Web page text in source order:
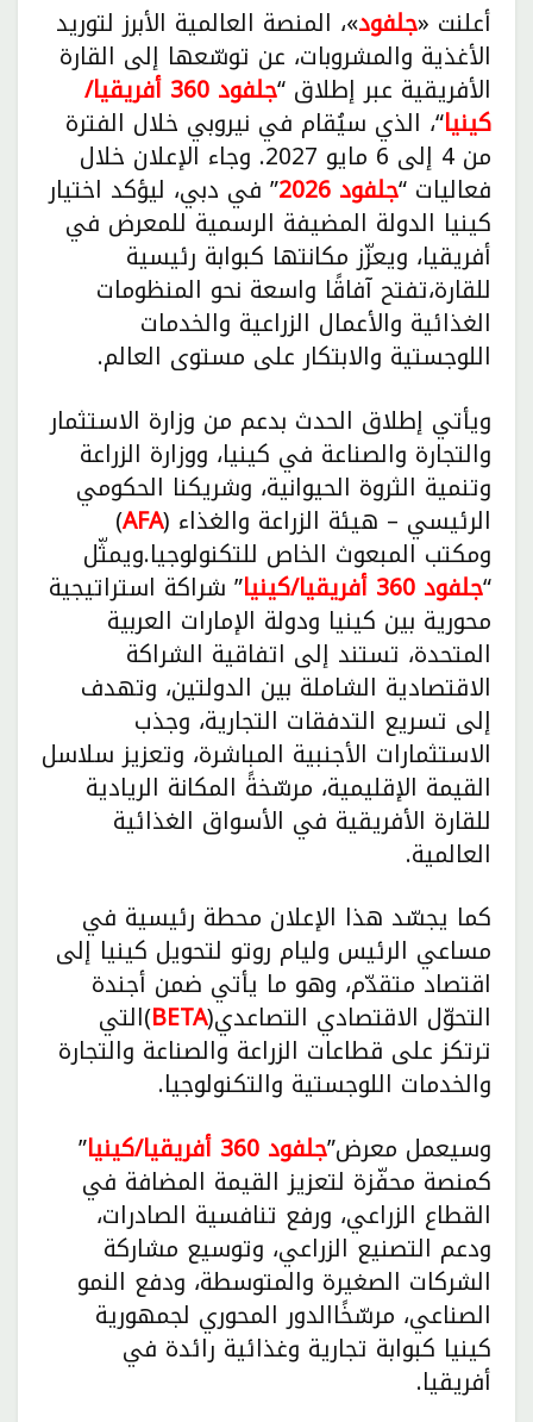
أعلنت «جلفود»، المنصة العالمية الأبرز لتوريد
الأغذية والمشروبات، عن توسّعها إلى القارة
الأفريقية عبر إطلاق “ جلفود 360 أفريقيا/
كينيا“، الذي سيُقام في نيروبي خلال الفترة
من 4 إلى 6 مايو 2027. وجاء الإعلان خلال
فعاليات “جلفود 2026 ” في دبي، ليؤكد اختيار
كينيا الدولة المضيفة الرسمية للمعرض في
أفريقيا، ويعزّز مكانتها كبوابة رئيسية
للقارة،تفتح آفاقًا واسعة نحو المنظومات
الغذائية والأعمال الزراعية والخدمات
اللوجستية والابتكار على مستوى العالم.
ويأتي إطلاق الحدث بدعم من وزارة الاستثمار
والتجارة والصناعة في كينيا، ووزارة الزراعة
وتنمية الثروة الحيوانية، وشريكنا الحكومي
الرئيسي – هيئة الزراعة والغذاء (AFA
)
ومكتب المبعوث الخاص للتكنولوجيا.ويمثّل
“جلفود 360 أفريقيا/كينيا” شراكة استراتيجية
محورية بين كينيا ودولة الإمارات العربية
المتحدة، تستند إلى اتفاقية الشراكة
الاقتصادية الشاملة بين الدولتين، وتهدف
إلى تسريع التدفقات التجارية، وجذب
الاستثمارات الأجنبية المباشرة، وتعزيز سلاسل
القيمة الإقليمية، مرسّخةً المكانة الريادية
للقارة الأفريقية في الأسواق الغذائية
العالمية.
كما يجسّد هذا الإعلان محطة رئيسية في
مساعي الرئيس وليام روتو لتحويل كينيا إلى
اقتصاد متقدّم، وهو ما يأتي ضمن أجندة
التحوّل الاقتصادي التصاعدي(BETA)التي
ترتكز على قطاعات الزراعة والصناعة والتجارة
والخدمات اللوجستية والتكنولوجيا.
وسيعمل معرض”جلفود 360 أفريقيا/كينيا”
كمنصة محفّزة لتعزيز القيمة المضافة في
القطاع الزراعي، ورفع تنافسية الصادرات،
ودعم التصنيع الزراعي، وتوسيع مشاركة
الشركات الصغيرة والمتوسطة، ودفع النمو
الصناعي، مرسّخًاالدور المحوري لجمهورية
كينيا كبوابة تجارية وغذائية رائدة في
أفريقيا.